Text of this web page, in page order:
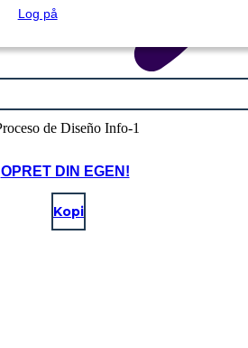
Log på
OPRET DIN EGEN!
Kopi